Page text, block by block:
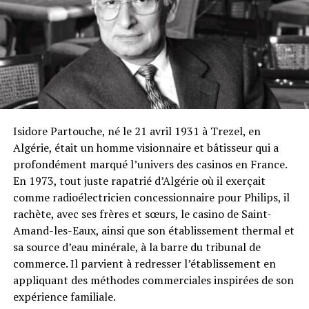
16- Mercedes Osti 2 220€
17- Alan Benamar 2 130€
18- Lylian Bourguignon 2 130€
RELATED TOPICS:
UP NEXT
Joa Poker Tour – La Siesta (Antibes) du 19 au 27 août
LIVE COVERAGE : vivez le BPT Deauville comme si vous y
étiez avec Poker 52.
s’inscrit pour NOVOMATIC dans une stratégie de
croissance internationale continue et représente une
extension majeure de son portefeuille dans l’un des pays
clés en matière de jeu en Europe.
Isidore Partouche, né le 21 avril 1931 à Trezel, en
Algérie, était un homme visionnaire et bâtisseur qui a
profondément marqué l’univers des casinos en France.
En 1973, tout juste rapatrié d’Algérie où il exerçait
comme radioélectricien concessionnaire pour Philips, il
rachète, avec ses frères et sœurs, le casino de Saint-
Amand-les-Eaux, ainsi que son établissement thermal et
sa source d’eau minérale, à la barre du tribunal de
commerce. Il parvient à redresser l’établissement en
appliquant des méthodes commerciales inspirées de son
expérience familiale.